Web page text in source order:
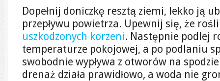
Dopełnij doniczkę resztą ziemi, lekko ją
przepływu powietrza. Upewnij się, że
uszkodzonych korzeni. Następnie podlej
temperaturze pokojowej, a po podlaniu
swobodnie wypływa z otworów na
drenaż działa prawidłowo, a woda nie